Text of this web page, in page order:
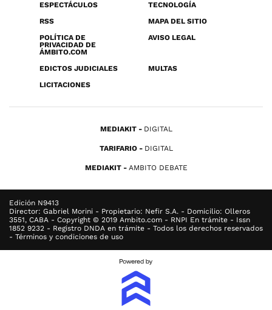
ESPECTÁCULOS
TECNOLOGÍA
RSS
MAPA DEL SITIO
POLÍTICA DE
PRIVACIDAD DE
ÁMBITO.COM
AVISO LEGAL
EDICTOS JUDICIALES
MULTAS
LICITACIONES
MEDIAKIT DIGITAL
TARIFARIO DIGITAL
MEDIAKIT AMBITO DEBATE
Edición N9413
Director: Gabriel Morini - Propietario: Nefir S.A. - Domicilio: Olleros
3551, CABA - Copyright © 2019 Ambito.com - RNPI En trámite - Issn
1852 9232 - Registro DNDA en trámite - Todos los derechos reservados
- Términos y condiciones de uso